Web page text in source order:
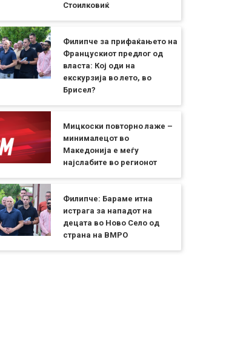
Стоилковиќ
Филипче за прифаќањето на
Францускиот предлог од
власта: Кој оди на
екскурзија во лето, во
Брисел?
Мицкоски повторно лаже –
минималецот во
Македонија е меѓу
најслабите во регионот
Филипче: Бараме итна
истрага за нападот на
децата во Ново Село од
страна на ВМРО